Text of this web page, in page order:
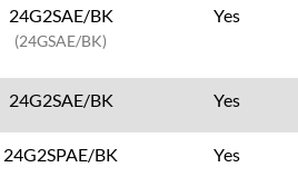
24G2SAE/BK
(24GSAE/BK)
Yes
24G2SAE/BK Yes
24G2SPAE/BK Yes